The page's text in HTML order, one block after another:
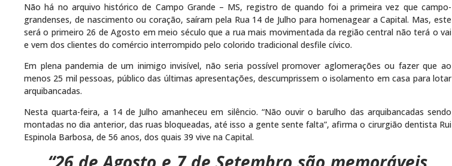
Não há no arquivo histórico de Campo Grande – MS, registro de quando foi a primeira vez que campo-
grandenses, de nascimento ou coração, saíram pela Rua 14 de Julho para homenagear a Capital. Mas, este
será o primeiro 26 de Agosto em meio século que a rua mais movimentada da região central não terá o vai
e vem dos clientes do comércio interrompido pelo colorido tradicional desfile cívico.
Em plena pandemia de um inimigo invisível, não seria possível promover aglomerações ou fazer que ao
menos 25 mil pessoas, público das últimas apresentações, descumprissem o isolamento em casa para lotar
arquibancadas.
Nesta quarta-feira, a 14 de Julho amanheceu em silêncio. “Não ouvir o barulho das arquibancadas sendo
montadas no dia anterior, das ruas bloqueadas, até isso a gente sente falta”, afirma o cirurgião dentista Rui
Espinola Barbosa, de 56 anos, dos quais 39 vive na Capital.